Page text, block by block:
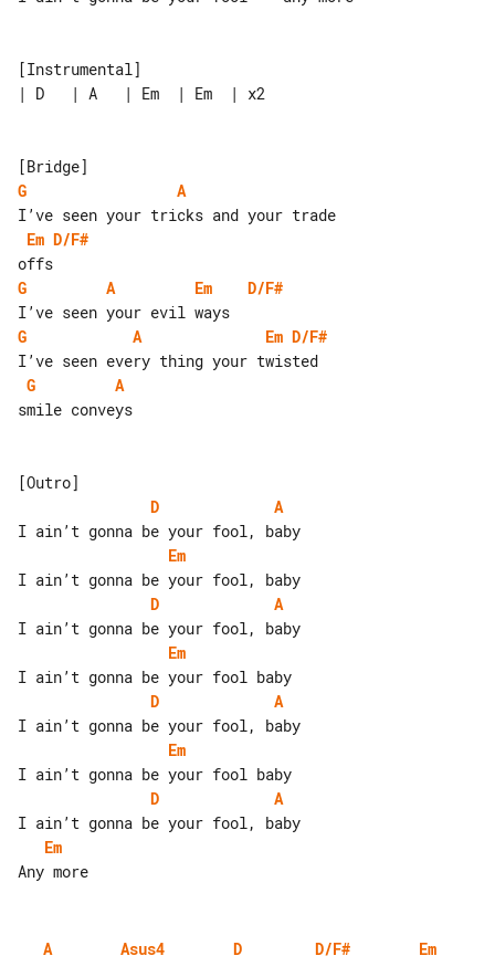
[Instrumental]
| D   | A   | Em  | Em  | x2
G
A
Em D/F#
G
A Em
D/F#
G
A Em D/F#
G
A
smile conveys
D
A
Em
D
A
Em
D
A
Em
D
A
Em
A Asus4 D D/F# Em